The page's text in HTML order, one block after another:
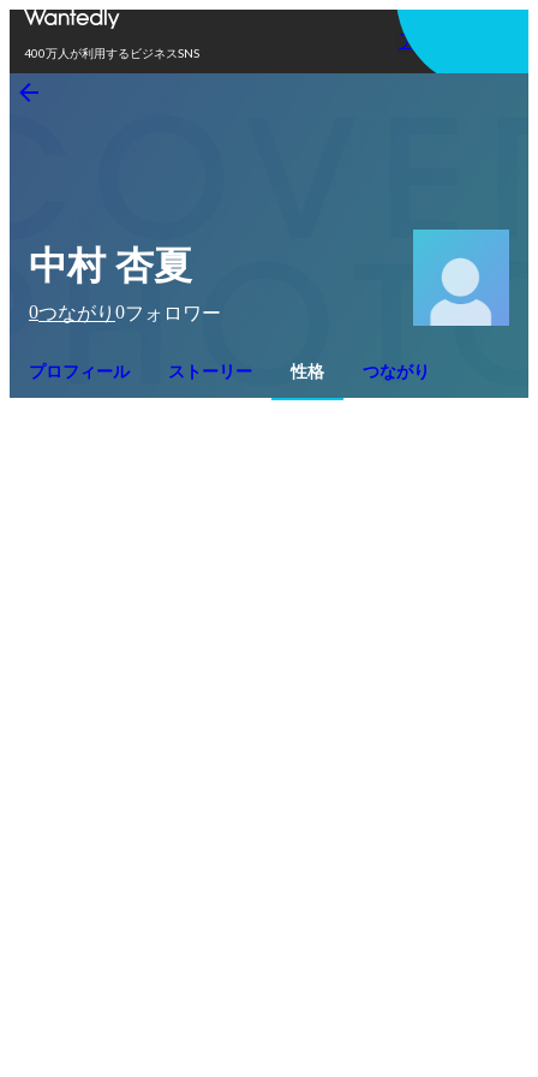
400万人が利用するビジネスSNS
アプリを使う
中村 杏夏
0つながり 0フォロワー
プロフィール ストーリー 性格 つながり